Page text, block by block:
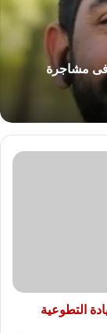
فى مشاجرة
التطوعية